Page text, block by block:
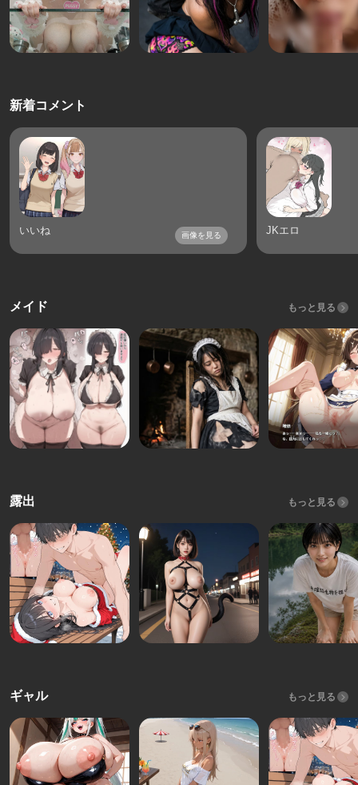
新着コメント
いいね 画像を見る JKエロ
メイド もっと見る
露出 もっと見る
ギャル もっと見る